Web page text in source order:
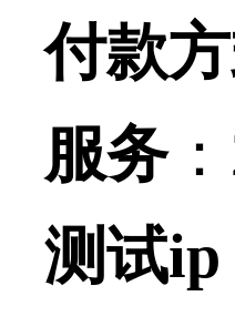
付款
服务：
测试ip